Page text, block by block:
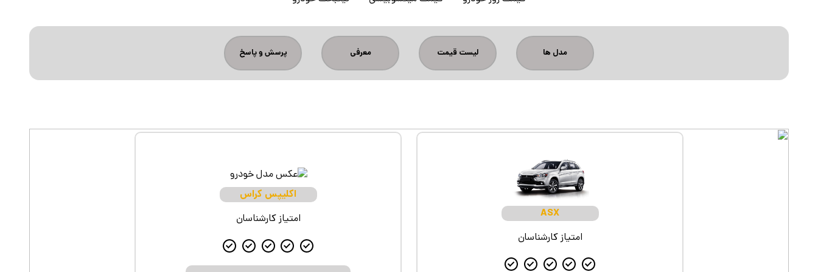
مدل ها لیست قیمت معرفی پرسش و پاسخ
ASX
امتیاز کارشناسان
اکلیپس کراس
امتیاز کارشناسان